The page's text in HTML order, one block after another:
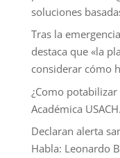
soluciones
Tras la
destaca que «la
considerar cómo
¿Como
Académica USACH.
Declaran alerta
Habla: Leonardo